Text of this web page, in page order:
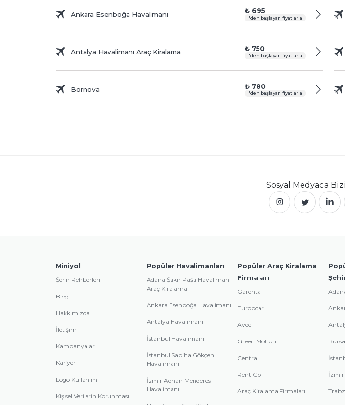
Ankara Esenboğa Havalimanı ₺ 695
'den başlayan fiyatlarla
Antalya Havalimanı Araç Kiralama ₺ 750
'den başlayan fiyatlarla
Bornova ₺ 780
'den başlayan fiyatlarla
Sosyal Medyada
Miniyol
Şehir Rehberleri
Blog
Hakkımızda
İletişim
Kampanyalar
Kariyer
Logo Kullanımı
Kişisel Verilerin Korunması
Popüler Havalimanları
Adana Şakir Paşa Havalimanı
Araç Kiralama
Ankara Esenboğa Havalimanı
Antalya Havalimanı
İstanbul Havalimanı
İstanbul Sabiha Gökçen
Havalimanı
İzmir Adnan Menderes
Havalimanı
Popüler Araç Kiralama
Firmaları
Garenta
Europcar
Avec
Green Motion
Central
Rent Go
Araç Kiralama Firmaları
İzmir